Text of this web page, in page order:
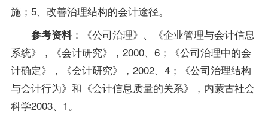
施；5、改善治理结构的会计途径。
参考资料：《公司治理》、《企业管理与会计信息
系统》，《会计研究》，2000、6；《公司治理中的会
计确定》，《会计研究》，2002、4；《公司治理结构
与会计行为》和《会计信息质量的关系》，内蒙古社会
科学2003、1。